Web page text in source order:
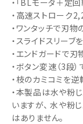
・高速ストローク
・ワンタッチで刃
・スライドスリー
・エンドガードで
・ボタン変速（3段
・枝のカミコミを逆
・本製品は水や粉
いますが、 水や粉
はありません。